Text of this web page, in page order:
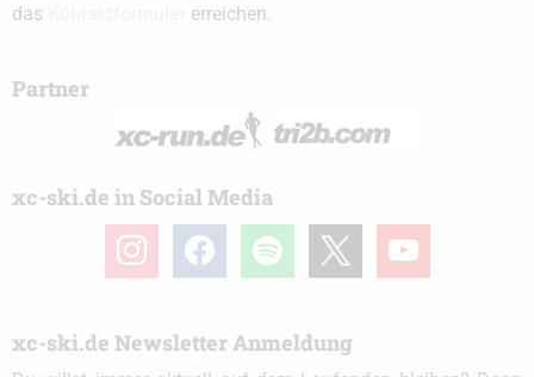
das
erreichen.
Partner
xc-ski.de in Social Media
instagramfacebook spotify youtube
xc-ski.de Newsletter Anmeldung